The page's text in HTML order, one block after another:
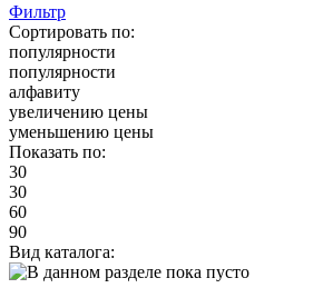
Фильтр
Сортировать по:
популярности
популярности
алфавиту
увеличению цены
уменьшению цены
Показать по:
30
30
60
90
Вид каталога: